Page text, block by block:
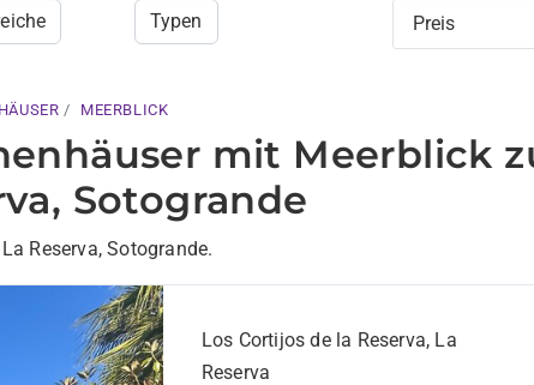
Typen Preis
MEERBLICK
mit Meerblick
Sotogrande
Reserva, Sotogrande.
Los Cortijos de la Reserva, La
Reserva